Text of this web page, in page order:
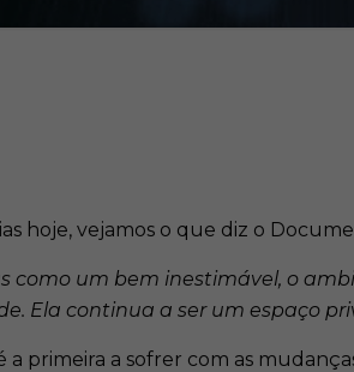
hoje, vejamos o que diz o
como um bem inestimável, o
Ela continua a ser um espaço
a primeira a sofrer com as